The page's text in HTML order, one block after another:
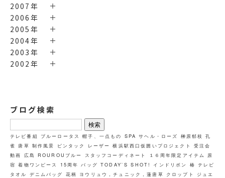
2007年
2006年
2005年
2004年
2003年
2002年
ブログ検索
検
索:
テレビ番組 ブルーロータス 帽子、一点もの SPA サヘル・ローズ 榊原郁枝 孔
雀 唐草 制作風景 ピンタック レーザー 横浜駅西口仮囲いプロジェクト
受注会
動画
広島 ROUROUブルー スタッフコーディネート １６周年限定アイテム
原
宿 着物ワンピース 15周年 バッグ TODAY`S SHOT! インドリボン 椿 テレビ
タオル デニムバッグ 花柄 ヨウリュウ，チュニック，蓮唐草 クロップト
ジュエ